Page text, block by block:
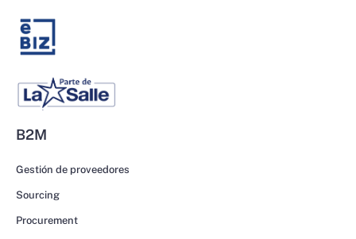
B2M
Gestión de proveedores
Sourcing
Procurement